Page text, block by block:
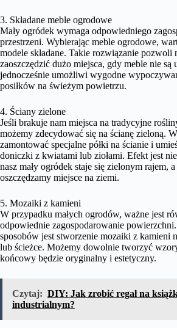
3. Składane meble ogrodowe
Mały ogródek wymaga odpowiedniego
przestrzeni. Wybierając meble ogrodowe,
modele składane. Takie rozwiązanie pozwoli
zaoszczędzić dużo miejsca, gdy meble nie są
jednocześnie umożliwi wygodne
posiłków na świeżym powietrzu.
4. Ściany zielone
Jeśli brakuje nam miejsca na tradycyjne
możemy zdecydować się na ścianę zieloną.
zamontować specjalne półki na ścianie i
doniczki z kwiatami lub ziołami. Efekt jest
nasz mały ogródek staje się zielonym rajem,
oszczędzamy miejsce na ziemi.
5. Mozaiki z kamieni
W przypadku małych ogrodów, ważne jest
odpowiednie zagospodarowanie
sposobów jest stworzenie mozaiki z kamieni
lub ścieżce. Możemy dowolnie tworzyć
końcowy będzie oryginalny i estetyczny.
Czytaj: DIY: Jak zrobić regał na
industrialnym?